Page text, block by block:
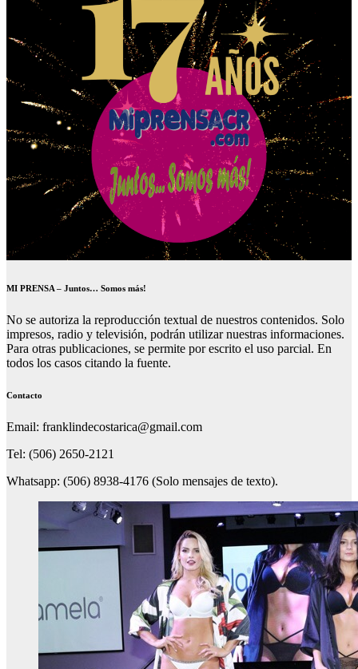
MI PRENSA – Juntos… Somos más!
No se autoriza la reproducción textual de nuestros contenidos. Solo
impresos, radio y televisión, podrán utilizar nuestras informaciones.
Para otras publicaciones, se permite por escrito el uso parcial. En
todos los casos citando la fuente.
Contacto
Email: franklindecostarica@gmail.com
Tel: (506) 2650-2121
Whatsapp: (506) 8938-4176 (Solo mensajes de texto).